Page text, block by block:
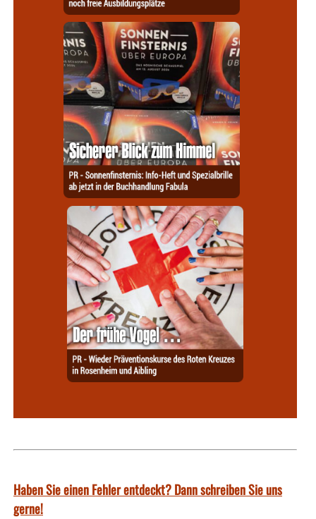
Haben Sie einen Fehler entdeckt? Dann schreiben Sie uns
gerne!